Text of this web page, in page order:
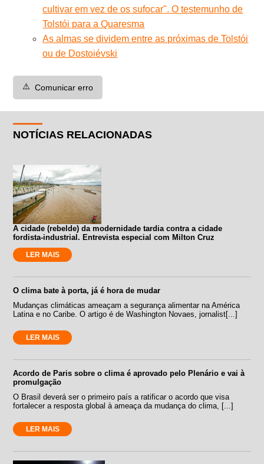
cultivar em vez de os sufocar". O testemunho de
Tolstói para a Quaresma
As almas se dividem entre as próximas de Tolstói
ou de Dostoiévski
⚠️ Comunicar erro
NOTÍCIAS RELACIONADAS
A cidade (rebelde) da modernidade tardia contra a cidade
fordista-industrial. Entrevista especial com Milton Cruz
LER MAIS
O clima bate à porta, já é hora de mudar
Mudanças climáticas ameaçam a segurança alimentar na América
Latina e no Caribe. O artigo é de Washington Novaes, jornalist[...]
LER MAIS
Acordo de Paris sobre o clima é aprovado pelo Plenário e vai à
promulgação
O Brasil deverá ser o primeiro país a ratificar o acordo que visa
fortalecer a resposta global à ameaça da mudança do clima, [...]
LER MAIS